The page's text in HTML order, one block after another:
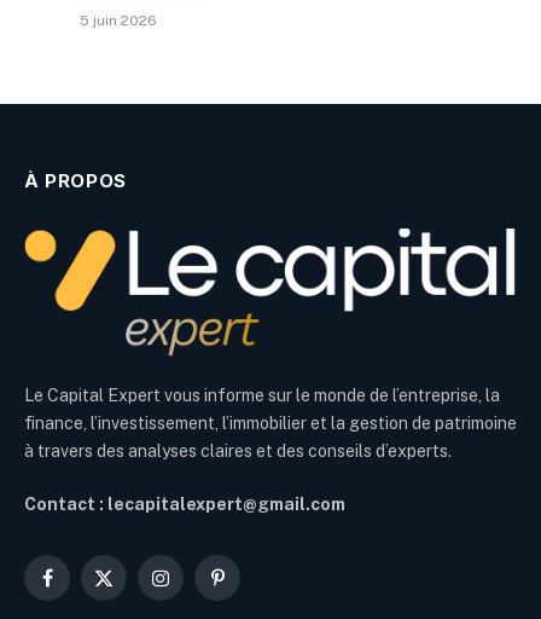
5 juin 2026
À PROPOS
Le Capital Expert vous informe sur le monde de l’entreprise, la
finance, l’investissement, l’immobilier et la gestion de patrimoine
à travers des analyses claires et des conseils d’experts.
Contact : lecapitalexpert@gmail.com
Facebook
X
InstagramPinterest